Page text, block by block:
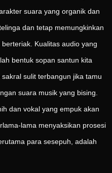
suara yang organik dan
dan tetap memungkinkan
Kualitas audio yang
bentuk sopan santun kita
sulit terbangun jika tamu
suara musik yang bising.
dan vokal yang empuk akan
lama menyaksikan prosesi
para sesepuh, adalah